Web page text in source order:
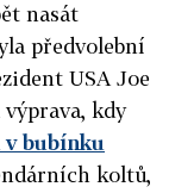
nasát
předvolební
USA Joe
kdy
v bubínku
koltů,